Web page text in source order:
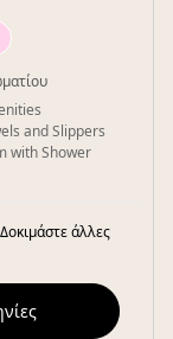
and Slippers
with Shower
άλλες